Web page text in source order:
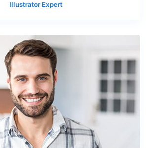
Illustrator Expert